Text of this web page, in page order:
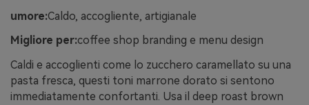
umore:Caldo, accogliente, artigianale
Migliore per:coffee shop branding e menu design
Caldi e accoglienti come lo zucchero caramellato su una
pasta fresca, questi toni marrone dorato si sentono
immediatamente confortanti. Usa il deep roast brown